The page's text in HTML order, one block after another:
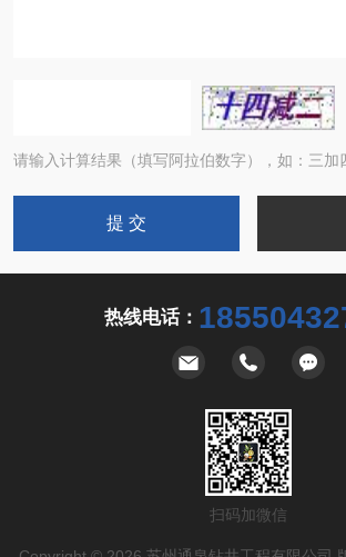
请输入计算结果（填写阿拉伯数字），如：三加
热线电话：
扫码加微信